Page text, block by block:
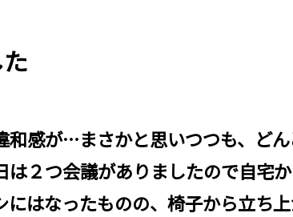
感が…まさかと思いつつも、ど
２つ会議がありましたので自宅
はなったものの、椅子から立ち